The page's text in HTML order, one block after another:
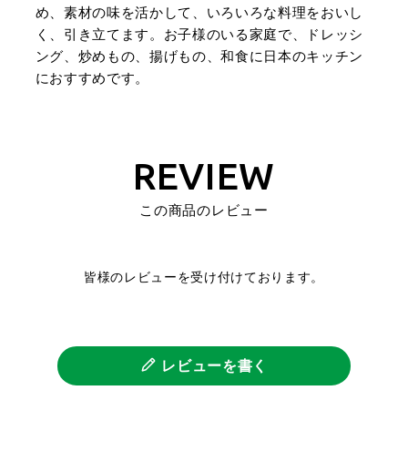
め、素材の味を活かして、いろいろな料理をおいし
く、引き立てます。お子様のいる家庭で、ドレッシ
ング、炒めもの、揚げもの、和食に日本のキッチン
におすすめです。
REVIEW
この商品のレビュー
皆様のレビューを受け付けております。
レビューを書く